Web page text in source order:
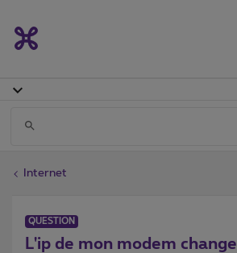
Internet
QUESTION
L'ip de mon modem change